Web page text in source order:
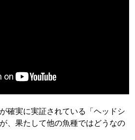
確実に実証されている「ヘッドシ
、果たして他の魚種ではどうなの